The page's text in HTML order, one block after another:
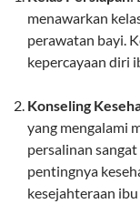
menawarkan
perawatan bayi.
kepercayaan diri
Konseling
yang mengalami
persalinan
pentingnya
kesejahteraan